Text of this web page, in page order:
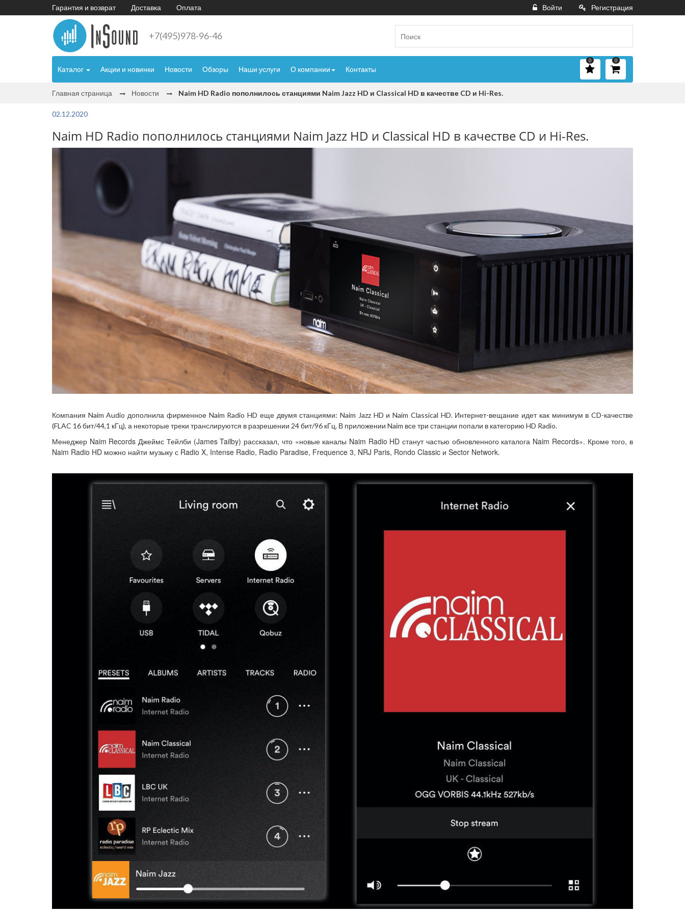
Гарантия и возврат Доставка Оплата Войти Регистрация
+7(495)978-96-46
Каталог Акции и новинки Новости Обзоры Наши услуги О компании Контакты
0
0
Главная страница Новости Naim HD Radio пополнилось станциями Naim Jazz HD и Classical HD в качестве CD и Hi-Res.
02.12.2020
Naim HD Radio пополнилось станциями Naim Jazz HD и Classical HD в качестве CD и Hi-Res.
Компания Naim Audio дополнила фирменное Naim Radio HD еще двумя станциями: Naim Jazz HD и Naim Classical HD. Интернет-вещание идет как минимум в CD-качестве
(FLAC 16 бит/44,1 кГц), а некоторые треки транслируются в разрешении 24 бит/96 кГц. В приложении Naim все три станции попали в категорию HD Radio.
Менеджер Naim Records Джеймс Тейлби (James Tailby) рассказал, что «новые каналы Naim Radio HD станут частью обновленного каталога Naim Records». Кроме того, в
Naim Radio HD можно найти музыку с Radio X, Intense Radio, Radio Paradise, Frequence 3, NRJ Paris, Rondo Classic и Sector Network.